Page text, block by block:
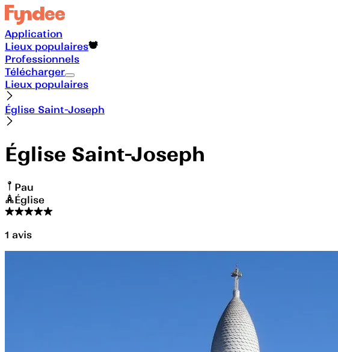
Application
Lieux populaires
Professionnels
Télécharger
Lieux populaires
Église Saint-Joseph
Église Saint-Joseph
Pau
Église
1 avis